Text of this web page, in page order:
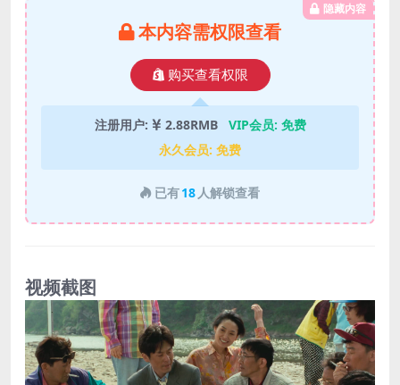
隐藏内容
本内容需权限查看
购买查看权限
注册用户: 2.88RMB VIP会员: 免费
永久会员: 免费
已有18 人解锁查看
视频截图